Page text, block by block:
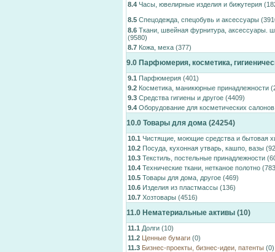
8.4 Часы, ювелирные изделия и бижутерия
8.5 Спецодежда, спецобувь и аксессуары
8.6 Ткани, швейная фурнитура, аксессуары.
(9580)
8.7 Кожа, меха (377)
9.0 Парфюмерия, косметика,
9.1 Парфюмерия (401)
9.2 Косметика, маникюрные принадлежности
9.3 Средства гигиены и другое (4409)
9.4 Оборудование для косметических
10.0 Товары для дома (24254)
10.1 Чистящие, моющие средства и бытовая
10.2 Посуда, кухонная утварь, кашпо, вазы
10.3 Текстиль, постельные принадлежности
10.4 Технические ткани, нетканое полотно
10.5 Товары для дома, другое (469)
10.6 Изделия из пластмассы (136)
10.7 Хозтовары (4516)
11.0 Нематериальные активы (10)
11.1 Долги (10)
11.2 Ценные бумаги (0)
11.3 Бизнес-проекты, бизнес-идеи, патенты (0)